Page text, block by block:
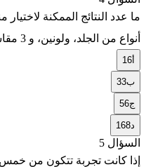
أنواع من الجلد، ولونين، و 3 مقاسات مختلفة؟
16
ب33
ج56
168
السؤال 5
إذا كانت تجربة تتكون من خمس